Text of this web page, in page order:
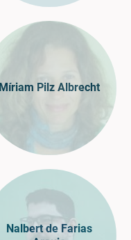
Míriam Pilz Albrecht
Nalbert de Farias